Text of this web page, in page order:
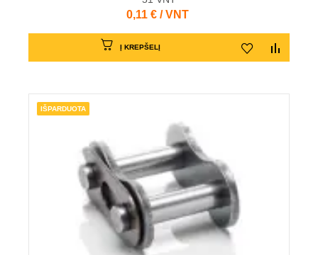
Kaina
0,11 € / VNT
Į KREPŠELĮ
IŠPARDUOTA